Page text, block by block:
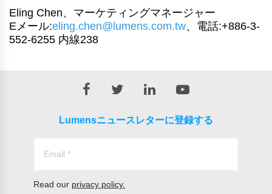
Eling Chen、マーケティングマネージャー
Eメール:eling.chen@lumens.com.tw、電話:+886-3-
552-6255 内線238
Lumensニュースレターに登録する
Read our privacy policy.